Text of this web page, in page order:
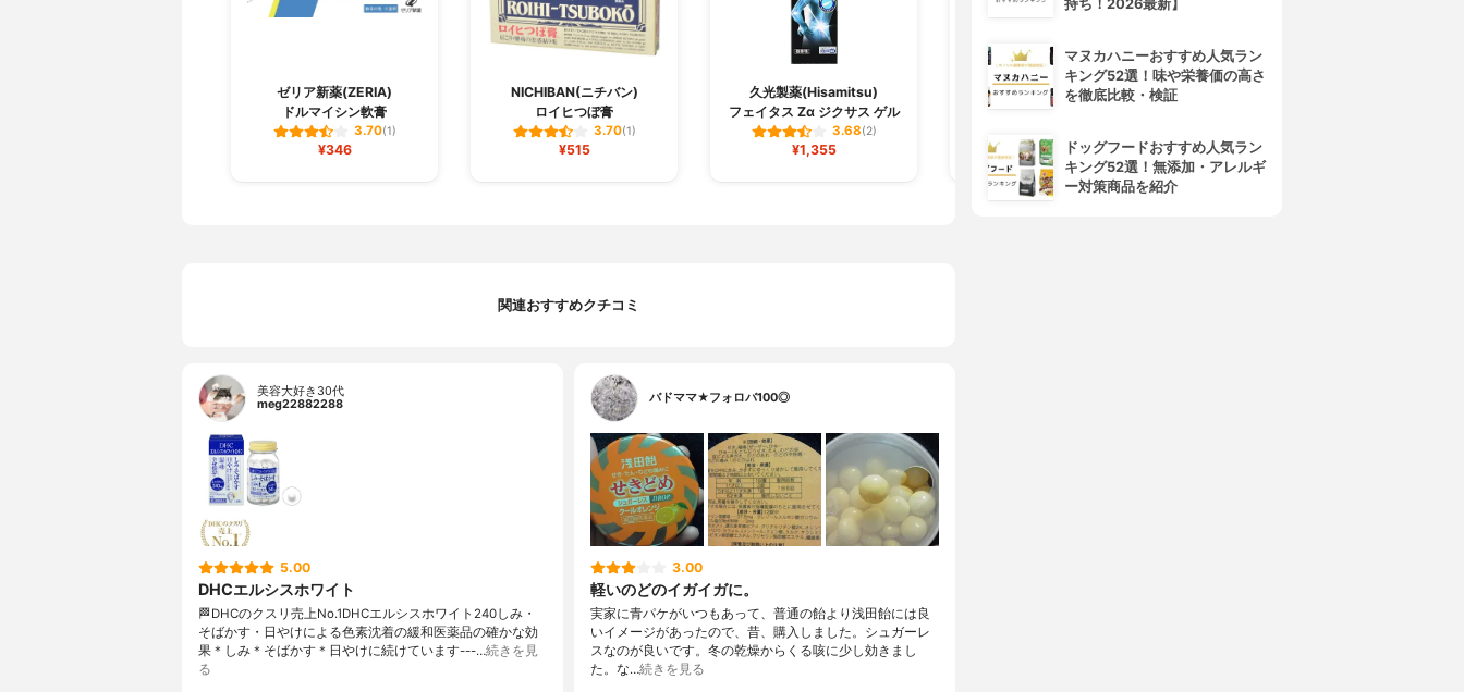
ゼリア新薬(ZERIA)
ドルマイシン軟膏
3.70(1)
¥346
NICHIBAN(ニチバン)
ロイヒつぼ膏
3.70(1)
¥515
久光製薬(Hisamitsu)
フェイタス Zα ジクサス ゲル
3.68(2)
¥1,355
久光製薬(Hisamitsu)
フェイタス Z ゲル
¥725
関連おすすめクチコミ
美容大好き30代
meg22882288
5.00
DHCエルシスホワイト
🏁DHCのクスリ売上No.1DHCエルシスホワイト240しみ・
そばかす・日やけによる色素沈着の緩和医薬品の確かな効
果＊しみ＊そばかす＊日やけに続けています---…続きを見
る
バドママ★フォロバ100◎
3.00
軽いのどのイガイガに。
実家に青パケがいつもあって、普通の飴より浅田飴には良
いイメージがあったので、昔、購入しました。シュガーレ
スなのが良いです。冬の乾燥からくる咳に少し効きまし
た。な…続きを見る
持ち！2026最新】
マヌカハニーおすすめ人気ラン
キング52選！味や栄養価の高さ
を徹底比較・検証
ドッグフードおすすめ人気ラン
キング52選！無添加・アレルギ
ー対策商品を紹介